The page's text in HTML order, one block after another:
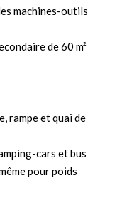
machines-outils
de 60 m²
rampe et quai de
cars et bus
pour poids